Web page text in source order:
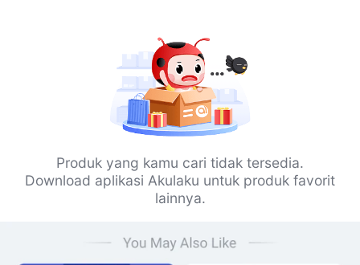
Produk yang kamu cari tidak tersedia.
Download aplikasi Akulaku untuk produk favorit
lainnya.